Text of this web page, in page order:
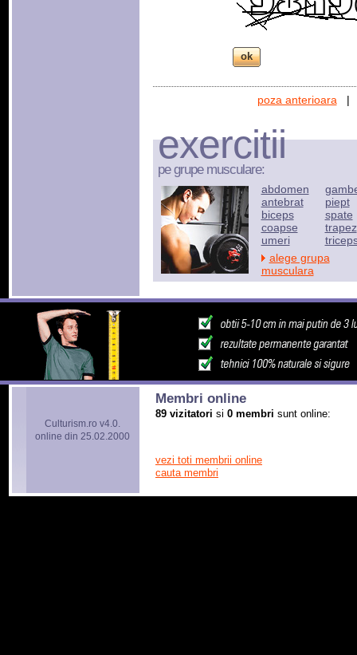
poza anterioara
exercitii
pe grupe musculare:
abdomen
antebrat
biceps
coapse
umeri
piept
spate
trapez
alege grupa
musculara
Culturism.ro v4.0.
online din 25.02.2000
Membri online
89 vizitatori si 0 membri sunt online:
vezi toti membrii online
cauta membri